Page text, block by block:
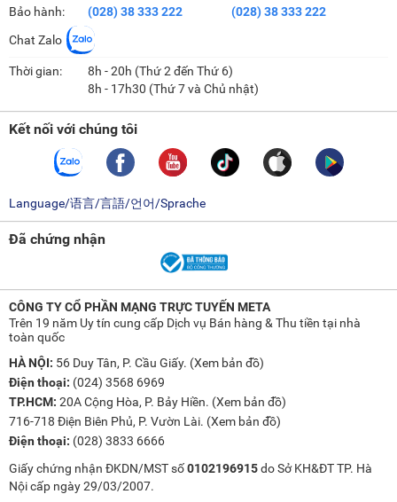
Bảo hành:
(028) 38 333 222
(028) 38 333 222
Chat Zalo
Thời gian:
8h - 20h (Thứ 2 đến Thứ 6)
8h - 17h30 (Thứ 7 và Chủ nhật)
Kết nối với chúng tôi
Language/语言/言語/언어/Sprache
Đã chứng nhận
CÔNG TY CỔ PHẦN MẠNG TRỰC TUYẾN META
Trên 19 năm Uy tín cung cấp Dịch vụ Bán hàng & Thu tiền tại nhà
toàn quốc
HÀ NỘI: 56 Duy Tân, P. Cầu Giấy. (Xem bản đồ)
Điện thoại: (024) 3568 6969
TP.HCM: 20A Cộng Hòa, P. Bảy Hiền. (Xem bản đồ)
716-718 Điện Biên Phủ, P. Vườn Lài. (Xem bản đồ)
Điện thoại: (028) 3833 6666
Giấy chứng nhận ĐKDN/MST số0102196915do Sở KH&ĐT TP. Hà
Nội cấp ngày 29/03/2007.